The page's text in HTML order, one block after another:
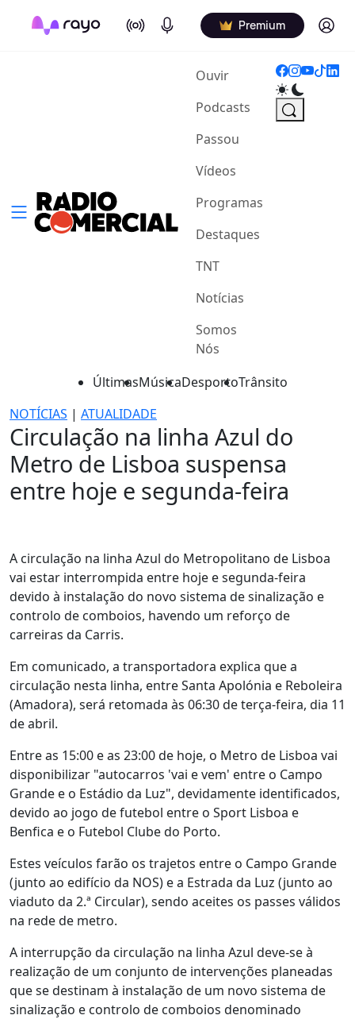
On Air Podcasts Premium Log in
Ouvir(current)
Podcasts
Passou
Vídeos
Programas
Destaques
TNT
Notícias
Somos
Nós
ÚltimasMúsicaDesportoTrânsito
NOTÍCIAS | ATUALIDADE
Circulação na linha Azul do
Metro de Lisboa suspensa
entre hoje e segunda-feira
A circulação na linha Azul do Metropolitano de Lisboa
vai estar interrompida entre hoje e segunda-feira
devido à instalação do novo sistema de sinalização e
controlo de comboios, havendo um reforço de
carreiras da Carris.
Em comunicado, a transportadora explica que a
circulação nesta linha, entre Santa Apolónia e Reboleira
(Amadora), será retomada às 06:30 de terça-feira, dia 11
de abril.
Entre as 15:00 e as 23:00 de hoje, o Metro de Lisboa vai
disponibilizar "autocarros 'vai e vem' entre o Campo
Grande e o Estádio da Luz", devidamente identificados,
devido ao jogo de futebol entre o Sport Lisboa e
Benfica e o Futebol Clube do Porto.
Estes veículos farão os trajetos entre o Campo Grande
(junto ao edifício da NOS) e a Estrada da Luz (junto ao
viaduto da 2.ª Circular), sendo aceites os passes válidos
na rede de metro.
A interrupção da circulação na linha Azul deve-se à
realização de um conjunto de intervenções planeadas
que se destinam à instalação de um novo sistema de
sinalização e controlo de comboios denominado